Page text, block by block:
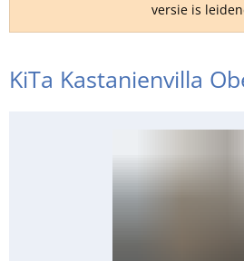
versie is
KiTa Kastanienvilla